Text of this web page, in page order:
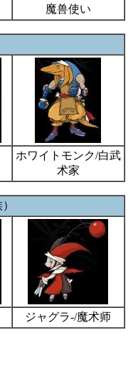
魔兽使い
ホワイトモンク/白武
术家
ジャグラ-/魔术师